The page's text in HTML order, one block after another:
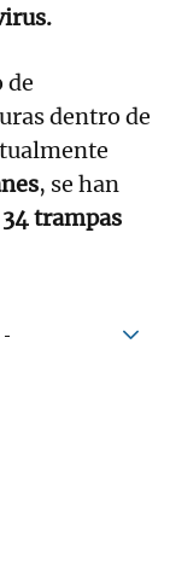
de
dentro de
, se han
trampas